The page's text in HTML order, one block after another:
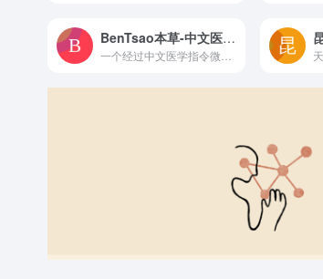
BenTsao本草-中文医学大模型